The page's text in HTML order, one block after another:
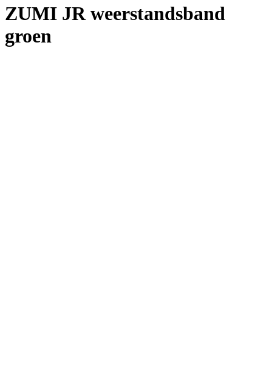
ZUMI JR weerstandsband
groen